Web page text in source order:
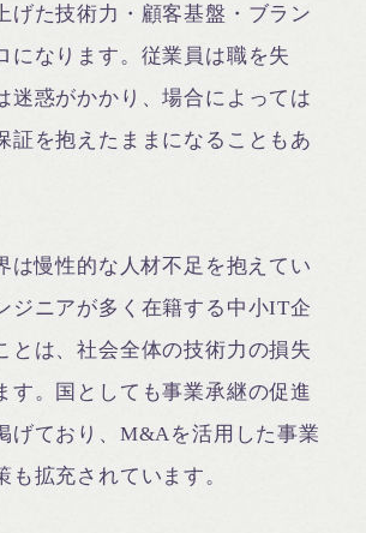
げた技術力・顧客基盤・ブラン
になります。従業員は職を失
迷惑がかかり、場合によっては
証を抱えたままになることもあ
は慢性的な人材不足を抱えてい
ジニアが多く在籍する中小IT企
とは、社会全体の技術力の損失
す。国としても事業承継の促進
げており、M&Aを活用した事業
も拡充されています。